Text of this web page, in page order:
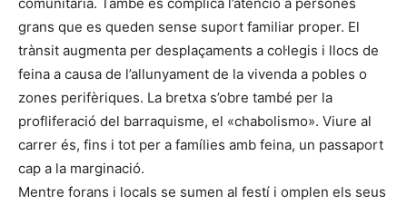
grans que es queden sense suport familiar proper. El
trànsit augmenta per desplaçaments a col·legis i llocs de
feina a causa de l’allunyament de la vivenda a pobles o
zones perifèriques. La bretxa s’obre també per la
profliferació del barraquisme, el «chabolismo». Viure al
carrer és, fins i tot per a famílies amb feina, un passaport
cap a la marginació.
Mentre forans i locals se sumen al festí i omplen els seus